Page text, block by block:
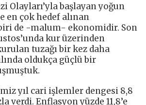
Olayları’yla başlayan yoğun
en çok hedef alınan
de -malum- ekonomidir. Son
kur üzerinden
tuzağı bir kez daha
oldukça güçlü bir
yıl cari işlemler dengesi 8,8
verdi. Enflasyon yüzde 11,8’e